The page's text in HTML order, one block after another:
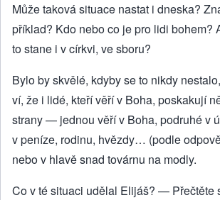
Může taková situace nastat i dneska?
příklad? Kdo nebo co je pro lidi bohem?
to stane i v církvi, ve sboru?
Bylo by skvělé, kdyby se to nikdy
ví, že i lidé, kteří věří v Boha, poskakují
strany — jednou věří v Boha, podruhé v
v peníze, rodinu, hvězdy… (podle
nebo v hlavě snad továrnu na modly.
Co v té situaci udělal Elijáš? — Přečtěte